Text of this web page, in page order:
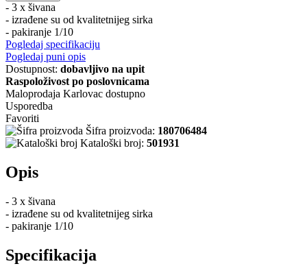
- 3 x šivana
- izrađene su od kvalitetnijeg sirka
- pakiranje 1/10
Pogledaj specifikaciju
Pogledaj puni opis
Dostupnost: dobavljivo na upit
Raspoloživost po poslovnicama
Maloprodaja Karlovac dostupno
Usporedba
Favoriti
Šifra proizvoda: 180706484
Kataloški broj: 501931
Opis
- 3 x šivana
- izrađene su od kvalitetnijeg sirka
- pakiranje 1/10
Specifikacija